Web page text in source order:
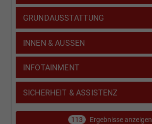
GRUNDAUSSTATTUNG
INNEN & AUSSEN
INFOTAINMENT
SICHERHEIT & ASSISTENZ
113 Ergebnisse anzeigen